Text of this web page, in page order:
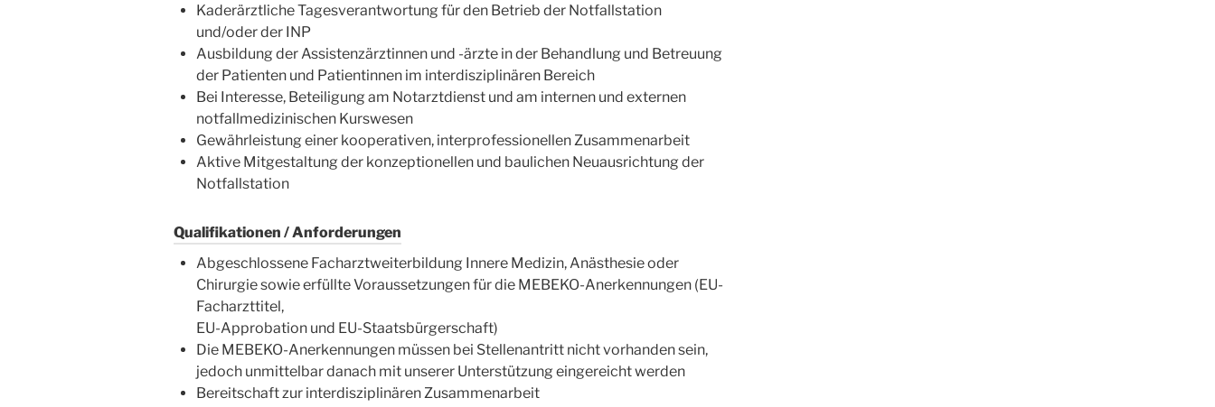
Kaderärztliche Tagesverantwortung für den Betrieb der Notfallstation
und/oder der INP
Ausbildung der Assistenzärztinnen und -ärzte in der Behandlung und Betreuung
der Patienten und Patientinnen im interdisziplinären Bereich
Bei Interesse, Beteiligung am Notarztdienst und am internen und externen
notfallmedizinischen Kurswesen
Gewährleistung einer kooperativen, interprofessionellen Zusammenarbeit
Aktive Mitgestaltung der konzeptionellen und baulichen Neuausrichtung der
Notfallstation
Qualifikationen / Anforderungen
Abgeschlossene Facharztweiterbildung Innere Medizin, Anästhesie oder
Chirurgie sowie erfüllte Voraussetzungen für die MEBEKO-Anerkennungen (EU-
Facharzttitel,
EU-Approbation und EU-Staatsbürgerschaft)
Die MEBEKO-Anerkennungen müssen bei Stellenantritt nicht vorhanden sein,
jedoch unmittelbar danach mit unserer Unterstützung eingereicht werden
Bereitschaft zur interdisziplinären Zusammenarbeit